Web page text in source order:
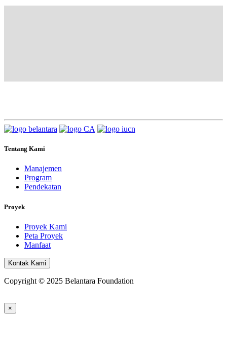
Tentang Kami
Manajemen
Program
Pendekatan
Proyek
Proyek Kami
Peta Proyek
Manfaat
Kontak Kami
Copyright © 2025 Belantara Foundation
×